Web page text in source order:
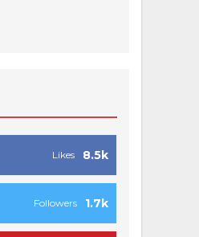
8.5k
Likes
1.7k
Followers